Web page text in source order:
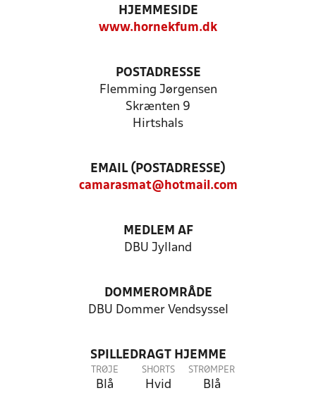
HJEMMESIDE
www.hornekfum.dk
POSTADRESSE
Flemming Jørgensen
Skrænten 9
Hirtshals
EMAIL (POSTADRESSE)
camarasmat@hotmail.com
MEDLEM AF
DBU Jylland
DOMMEROMRÅDE
DBU Dommer Vendsyssel
SPILLEDRAGT HJEMME
TRØJE
Blå
SHORTS
Hvid
STRØMPER
Blå